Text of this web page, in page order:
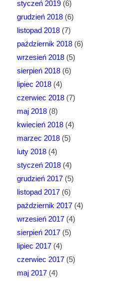
styczeń 2019(6)
grudzień 2018(6)
listopad 2018(7)
październik 2018(6)
wrzesień 2018(5)
sierpień 2018(6)
lipiec 2018(4)
czerwiec 2018(7)
maj 2018(8)
kwiecień 2018(4)
marzec 2018(5)
luty 2018(4)
styczeń 2018(4)
grudzień 2017(5)
listopad 2017(6)
październik 2017(4)
wrzesień 2017(4)
sierpień 2017(5)
lipiec 2017(4)
czerwiec 2017(5)
maj 2017(4)